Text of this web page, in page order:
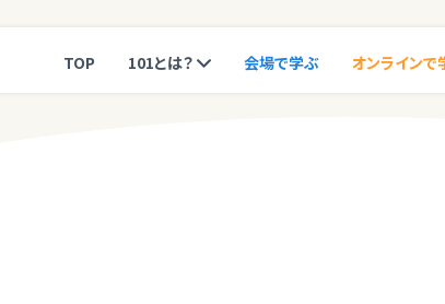
TOP 101とは？ 会場で学ぶ オンラインで